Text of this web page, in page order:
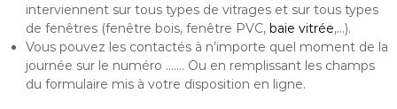
interviennent sur tous types de vitrages et sur tous types
de fenêtres (fenêtre bois, fenêtre PVC, baie vitrée,…).
Vous pouvez les contactés à n’importe quel moment de la
journée sur le numéro ……. Ou en remplissant les champs
du formulaire mis à votre disposition en ligne.